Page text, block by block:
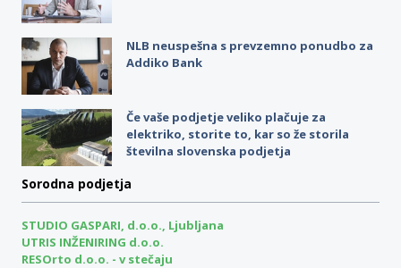
NLB neuspešna s prevzemno ponudbo za
Addiko Bank
Če vaše podjetje veliko plačuje za
elektriko, storite to, kar so že storila
številna slovenska podjetja
Sorodna podjetja
STUDIO GASPARI, d.o.o., Ljubljana
UTRIS INŽENIRING d.o.o.
RESOrto d.o.o. - v stečaju